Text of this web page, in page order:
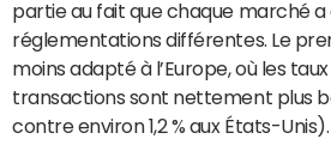
partie au fait que chaque marché a
réglementations différentes. Le
moins adapté à l’Europe, où les
transactions sont nettement plus
contre environ 1,2 % aux États-Unis).